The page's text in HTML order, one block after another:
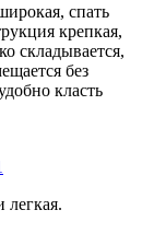
спать
крепкая,
складывается,
без
класть
легкая.